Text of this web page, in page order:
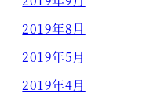
2019年8月
2019年5月
2019年4月